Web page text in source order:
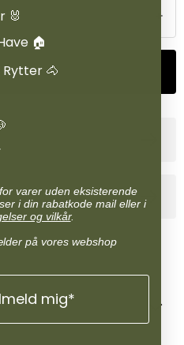
til kurv
🐰
🏠
Rytter 🐴
varer uden eksisterende
i din rabatkode mail eller i
og vilkår.
på vores webshop
mig*